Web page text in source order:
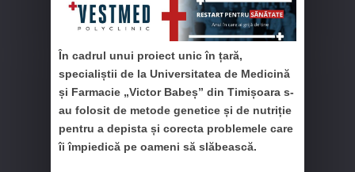
În cadrul unui proiect unic în țară,
specialiștii de la Universitatea de Medicină
și Farmacie „Victor Babeș” din Timișoara s-
au folosit de metode genetice și de nutriție
pentru a depista și corecta problemele care
îi împiedică pe oameni să slăbească.